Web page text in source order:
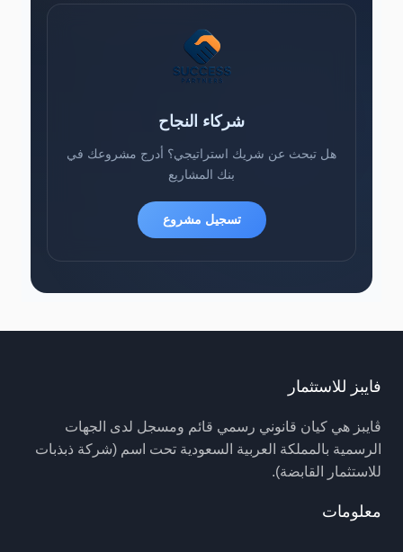
شركاء النجاح
هل تبحث عن شريك استراتيجي؟ أدرج مشروعك في
بنك المشاريع
تسجيل مشروع
فايبز للاستثمار
ڤايبز هي كيان قانوني رسمي قائم ومسجل لدى الجهات
الرسمية بالمملكة العربية السعودية تحت اسم (شركة ذبذبات
للاستثمار القابضة).
معلومات